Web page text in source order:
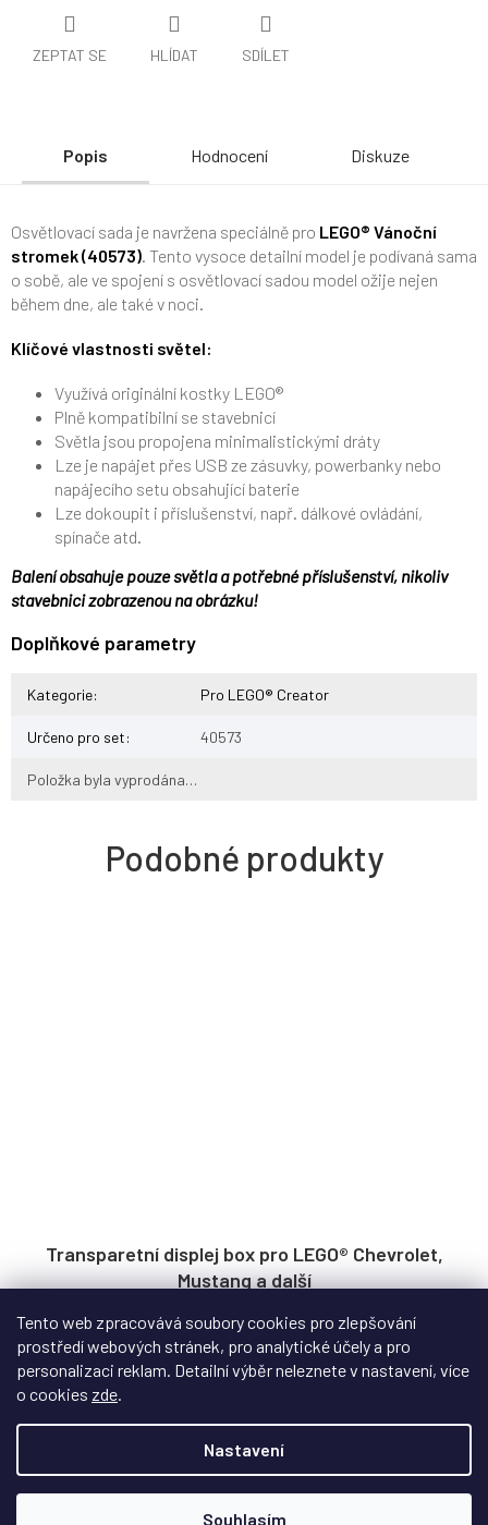
Tento web zpracovává soubory cookies pro zlepšování
prostředí webových stránek, pro analytické účely a pro
personalizaci reklam. Detailní výběr neleznete v nastavení, více
o cookies zde
Nastavení
Souhlasím
ZEPTAT SE HLÍDAT SDÍLET
Popis Hodnocení Diskuze
Osvětlovací sada je navržena speciálně pro LEGO® Vánoční
stromek (40573). Tento vysoce detailní model je podívaná sama
o sobě, ale ve spojení s osvětlovací sadou model ožije nejen
během dne, ale také v noci.
Klíčové vlastnosti světel:
Využívá originální kostky LEGO®
Plně kompatibilní se stavebnicí
Světla jsou propojena minimalistickými dráty
Lze je napájet přes USB ze zásuvky, powerbanky nebo
napájecího setu obsahující baterie
Lze dokoupit i příslušenství, např. dálkové ovládání,
spínače atd.
Balení obsahuje pouze světla a potřebné příslušenství, nikoliv
stavebnici zobrazenou na obrázku!
Doplňkové parametry
Kategorie: Pro LEGO® Creator
Určeno pro set: 40573
Položka byla vyprodána…
Transparetní displej box pro LEGO® Chevrolet,
Mustang a další
Skladem
1 299 Kč
Plně transparentní displej box pro vhodný jako rozšíření pro
boxy pro Mustang, Chevrolet a další.